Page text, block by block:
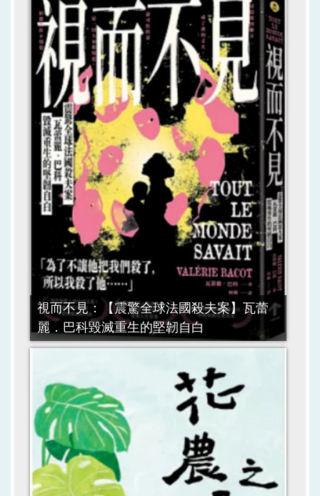
視而不見：【震驚全球法國殺夫案】瓦蕾
麗．巴科毀滅重生的堅韌自白